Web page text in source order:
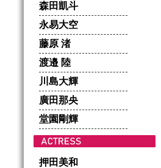
森田凱斗
永易大空
藤原 渚
渡邉 陸
川島大輝
廣田那央
堂園剛輝
押田美和